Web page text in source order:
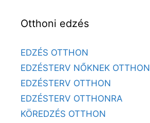
Otthoni edzés
EDZÉS OTTHON
EDZÉSTERV NŐKNEK OTTHON
EDZÉSTERV OTTHON
EDZÉSTERV OTTHONRA
KÖREDZÉS OTTHON